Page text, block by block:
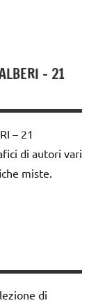
– 21
– 21
di autori vari
miste.
di